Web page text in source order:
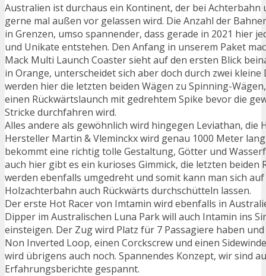
Australien ist durchaus ein Kontinent, der bei Achterbahn
gerne mal außen vor gelassen wird. Die Anzahl der
in Grenzen, umso spannender, dass gerade in 2021 hier
und Unikate entstehen. Den Anfang in unserem Paket
Mack Multi Launch Coaster sieht auf den ersten Blick
in Orange, unterscheidet sich aber doch durch zwei kleine
werden hier die letzten beiden Wägen zu Spinning-
einen Rückwärtslaunch mit gedrehtem Spike bevor die
Stricke durchfahren wird.
Alles andere als gewöhnlich wird hingegen Leviathan, die
Hersteller Martin & Vleminckx wird genau 1000 Meter
bekommt eine richtig tolle Gestaltung, Götter und
auch hier gibt es ein kurioses Gimmick, die letzten beiden
werden ebenfalls umgedreht und somit kann man sich
Holzachterbahn auch Rückwärts durchschütteln lassen.
Der erste Hot Racer von Imtamin wird ebenfalls in
Dipper im Australischen Luna Park will auch Intamin ins
einsteigen. Der Zug wird Platz für 7 Passagiere haben
Non Inverted Loop, einen Corckscrew und einen
wird übrigens auch noch. Spannendes Konzept, wir sind
Erfahrungsberichte gespannt.